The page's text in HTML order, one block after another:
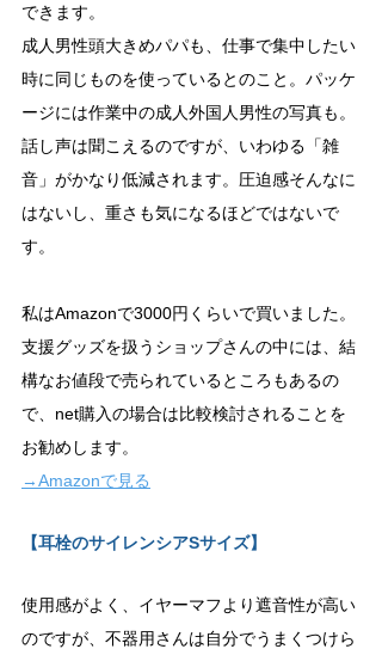
できます。
成人男性頭大きめパパも、仕事で集中したい
時に同じものを使っているとのこと。パッケ
ージには作業中の成人外国人男性の写真も。
話し声は聞こえるのですが、いわゆる「雑
音」がかなり低減されます。圧迫感そんなに
はないし、重さも気になるほどではないで
す。
私はAmazonで3000円くらいで買いました。
支援グッズを扱うショップさんの中には、結
構なお値段で売られているところもあるの
で、net購入の場合は比較検討されることを
お勧めします。
→Amazonで見る
【耳栓のサイレンシアSサイズ】
使用感がよく、イヤーマフより遮音性が高い
のですが、不器用さんは自分でうまくつけら